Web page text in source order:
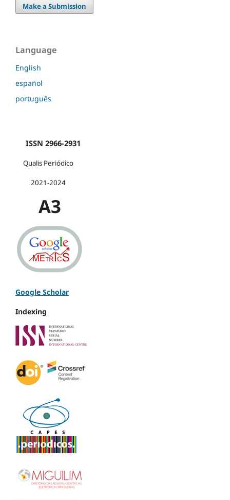
Make a Submission
Language
English
español
português
ISSN 2966-2931
Qualis Periódico
2021-2024
A3
Google Scholar
Indexing